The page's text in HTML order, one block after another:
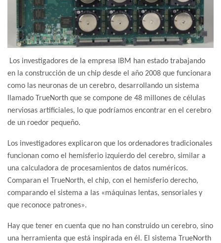
Los investigadores de la empresa IBM han estado trabajando
en la construcción de un chip desde el año 2008 que funcionara
como las neuronas de un cerebro, desarrollando un sistema
llamado TrueNorth que se compone de 48 millones de células
nerviosas artificiales, lo que podríamos encontrar en el cerebro
de un roedor pequeño.
Los investigadores explicaron que los ordenadores tradicionales
funcionan como el hemisferio izquierdo del cerebro, similar a
una calculadora de procesamientos de datos numéricos.
Comparan el TrueNorth, el chip, con el hemisferio derecho,
comparando el sistema a las «máquinas lentas, sensoriales y
que reconoce patrones».
Hay que tener en cuenta que no han construido un cerebro, sino
una herramienta que está inspirada en él. El sistema TrueNorth